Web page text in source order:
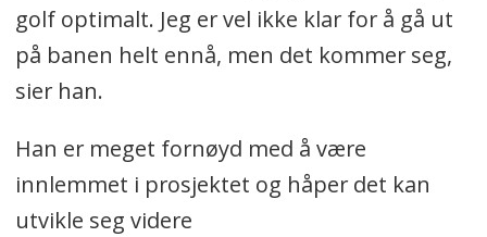
golf optimalt. Jeg er vel ikke klar for å gå ut
på banen helt ennå, men det kommer seg,
sier han.
Han er meget fornøyd med å være
innlemmet i prosjektet og håper det kan
utvikle seg videre